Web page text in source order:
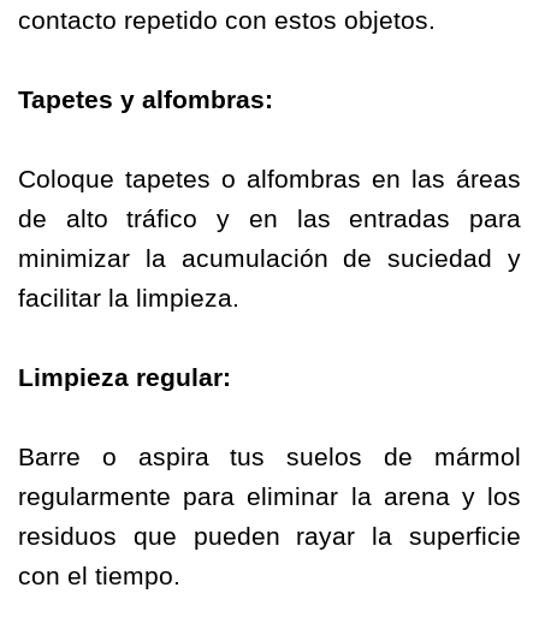
contacto repetido con estos objetos.
Tapetes y alfombras:
Coloque tapetes o alfombras en las áreas
de alto tráfico y en las entradas para
minimizar la acumulación de suciedad y
facilitar la limpieza.
Limpieza regular:
Barre o aspira tus suelos de mármol
regularmente para eliminar la arena y los
residuos que pueden rayar la superficie
con el tiempo.